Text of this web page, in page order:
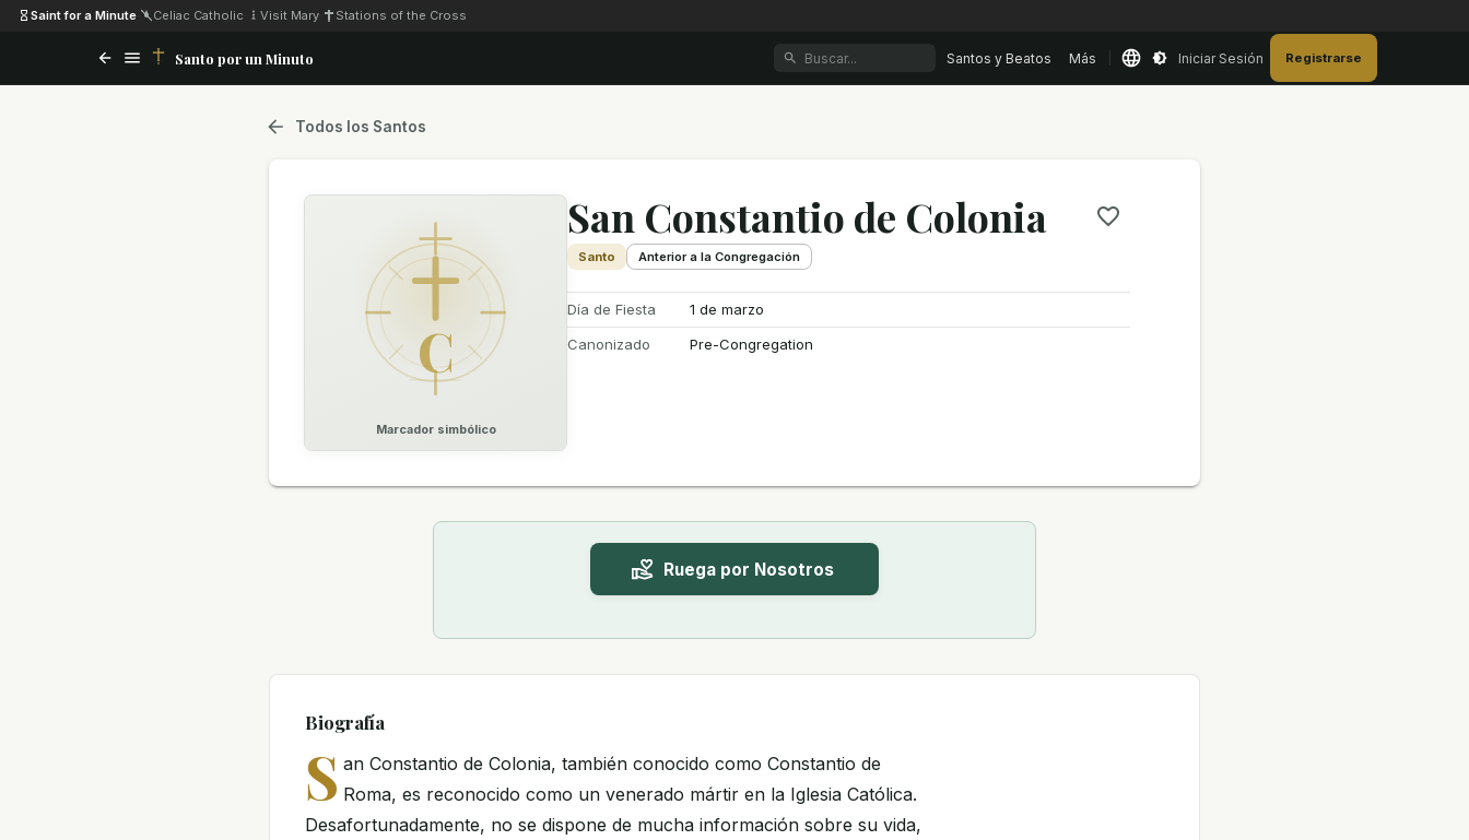
Saint for a Minute Celiac Catholic Visit Mary Stations of the Cross
Santo por un Minuto Santos y Beatos Más Iniciar Sesión Registrarse
Todos los Santos
C
Marcador simbólico
San Constantio de Colonia
Santo Anterior a la Congregación
Día de Fiesta
1 de marzo
Canonizado
Pre-Congregation
Ruega por Nosotros
Biografía
S an Constantio de Colonia, también conocido como Constantio de
Roma, es reconocido como un venerado mártir en la Iglesia Católica.
Desafortunadamente, no se dispone de mucha información sobre su vida,